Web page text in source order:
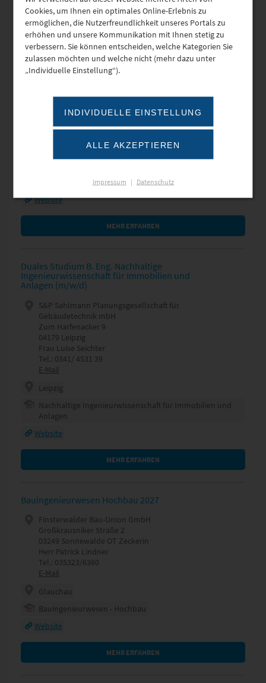
MEHR ERFAHREN
Duales Studium Wirtschaftsinformatik (m/w/d)
bei der innochange GmbH in Plauen
08525 Plauen
Frau Mandy Schieferle
Wirtschaftsinformatik
Website
MEHR ERFAHREN
Duales Studium B. Eng. Nachhaltige
Ingenieurwissenschaft für Immobilien und
Anlagen (m/w/d)
S&P Sahlmann Planungsgesellschaft für
Gebäudetechnik mbH
Zum Harfenacker 9
04179 Leipzig
Frau Luise Seichter
Tel.: 0341/ 4531 39
E-Mail
Leipzig
Nachhaltige Ingenieurwissenschaft für Immobilien und
Anlagen
Website
MEHR ERFAHREN
Bauingenieurwesen Hochbau 2027
Finsterwalder Bau-Union GmbH
Großkrausniker Straße 2
03249 Sonnewalde OT Zeckerin
Herr Patrick Lindner
Tel.: 035323/6360
E-Mail
Glauchau
Bauingenieurwesen - Hochbau
Website
MEHR ERFAHREN
Cookies, um Ihnen ein optimales Online-Erlebnis zu
ermöglichen, die Nutzerfreundlichkeit unseres Portals zu
erhöhen und unsere Kommunikation mit Ihnen stetig zu
verbessern. Sie können entscheiden, welche Kategorien Sie
zulassen möchten und welche nicht (mehr dazu unter
„Individuelle Einstellung“).
INDIVIDUELLE EINSTELLUNG
ALLE AKZEPTIEREN
Impressum | Datenschutz